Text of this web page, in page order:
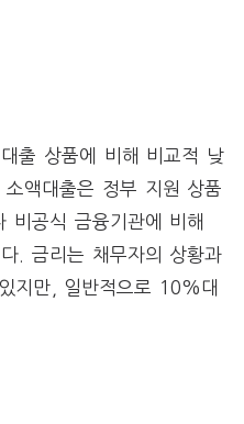
출 상품에 비해 비교적 낮
액대출은 정부 지원 상품
비공식 금융기관에 비해
. 금리는 채무자의 상황과
지만, 일반적으로 10%대